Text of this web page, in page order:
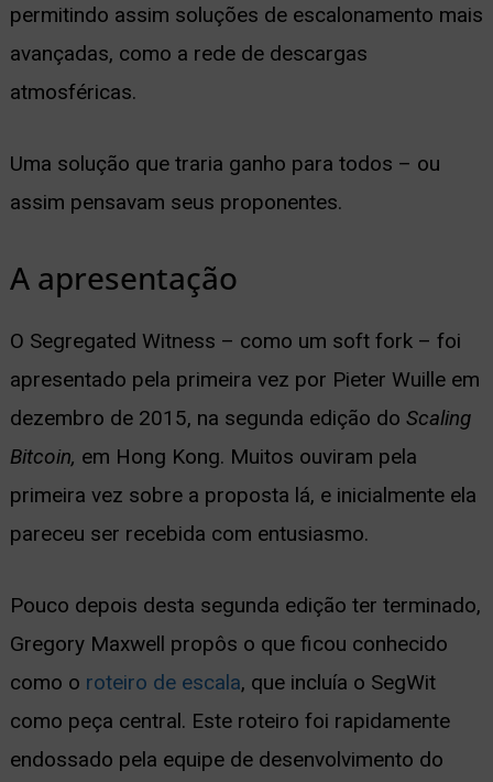
permitindo assim soluções de escalonamento mais
avançadas, como a rede de descargas
atmosféricas.
Uma solução que traria ganho para todos – ou
assim pensavam seus proponentes.
A apresentação
O Segregated Witness – como um soft fork – foi
apresentado pela primeira vez por Pieter Wuille em
dezembro de 2015, na segunda edição do Scaling
Bitcoin, em Hong Kong. Muitos ouviram pela
primeira vez sobre a proposta lá, e inicialmente ela
pareceu ser recebida com entusiasmo.
Pouco depois desta segunda edição ter terminado,
Gregory Maxwell propôs o que ficou conhecido
como o roteiro de escala, que incluía o SegWit
como peça central. Este roteiro foi rapidamente
endossado pela equipe de desenvolvimento do